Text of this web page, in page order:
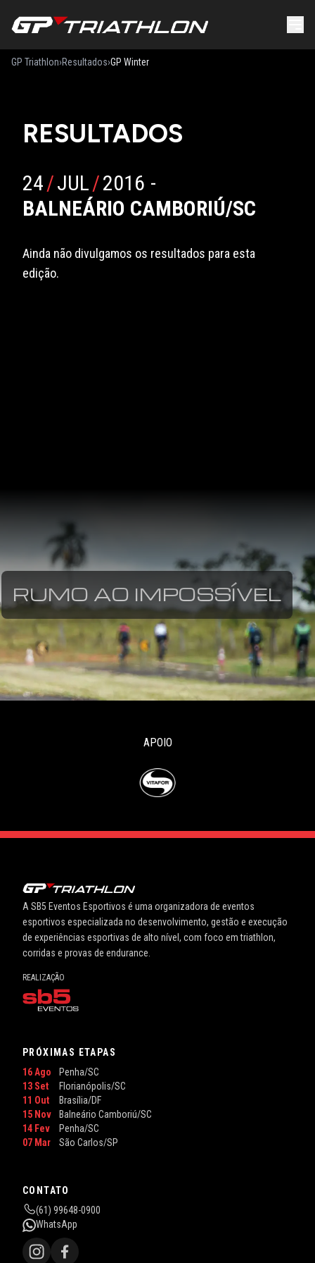
GP Triathlon›Resultados›GP Winter
RESULTADOS
24/JUL/2016 -
BALNEÁRIO CAMBORIÚ/SC
Ainda não divulgamos os resultados para esta
edição.
RUMO AO IMPOSSÍVEL
APOIO
A SB5 Eventos Esportivos é uma organizadora de eventos
esportivos especializada no desenvolvimento, gestão e execução
de experiências esportivas de alto nível, com foco em triathlon,
corridas e provas de endurance.
REALIZAÇÃO
PRÓXIMAS ETAPAS
16 Ago
Penha/SC
13 Set
Florianópolis/SC
11 Out
Brasília/DF
15 Nov
Balneário Camboriú/SC
14 Fev
Penha/SC
07 Mar
São Carlos/SP
CONTATO
(61) 99648-0900
WhatsApp